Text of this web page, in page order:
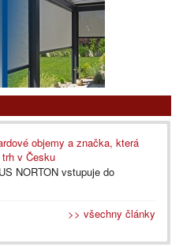
objemy a značka, která
v Česku
NORTON vstupuje do
>> všechny články